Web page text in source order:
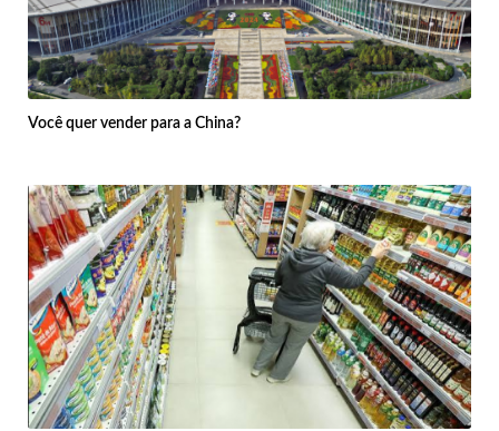
Você quer vender para a China?